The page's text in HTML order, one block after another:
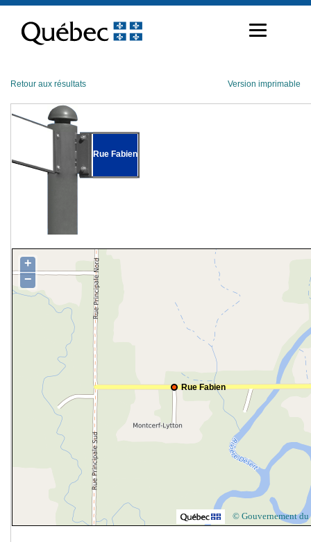
contenu
Retour aux résultats Version imprimable
Rue Fabien
Rue Fabien
+
−
© Gouvernement du